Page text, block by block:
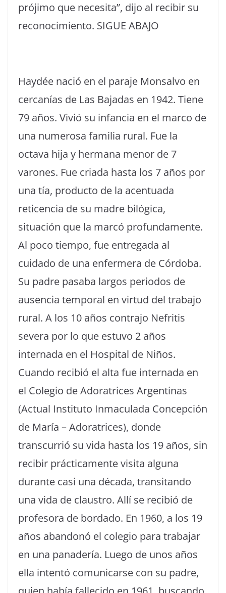
prójimo que necesita”, dijo al recibir su
reconocimiento. SIGUE ABAJO
Haydée nació en el paraje Monsalvo en
cercanías de Las Bajadas en 1942. Tiene
79 años. Vivió su infancia en el marco de
una numerosa familia rural. Fue la
octava hija y hermana menor de 7
varones. Fue criada hasta los 7 años por
una tía, producto de la acentuada
reticencia de su madre bilógica,
situación que la marcó profundamente.
Al poco tiempo, fue entregada al
cuidado de una enfermera de Córdoba.
Su padre pasaba largos periodos de
ausencia temporal en virtud del trabajo
rural. A los 10 años contrajo Nefritis
severa por lo que estuvo 2 años
internada en el Hospital de Niños.
Cuando recibió el alta fue internada en
el Colegio de Adoratrices Argentinas
(Actual Instituto Inmaculada Concepción
de María – Adoratrices), donde
transcurrió su vida hasta los 19 años, sin
recibir prácticamente visita alguna
durante casi una década, transitando
una vida de claustro. Allí se recibió de
profesora de bordado. En 1960, a los 19
años abandonó el colegio para trabajar
en una panadería. Luego de unos años
ella intentó comunicarse con su padre,